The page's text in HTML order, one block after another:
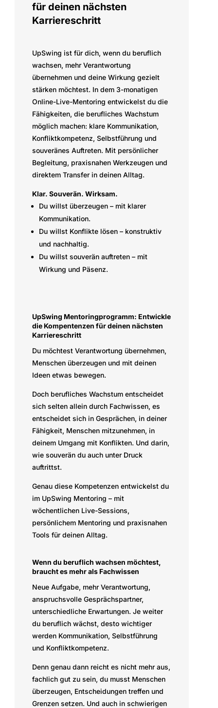
für deinen nächsten
Karriereschritt
UpSwing ist für dich, wenn du beruflich
wachsen, mehr Verantwortung
übernehmen und deine Wirkung gezielt
stärken möchtest. In dem 3-monatigen
Online-Live-Mentoring entwickelst du die
Fähigkeiten, die berufliches Wachstum
möglich machen: klare Kommunikation,
Konfliktkompetenz, Selbstführung und
souveränes Auftreten. Mit persönlicher
Begleitung, praxisnahen Werkzeugen und
direktem Transfer in deinen Alltag.
Klar. Souverän. Wirksam.
Du willst überzeugen – mit klarer
Kommunikation.
Du willst Konflikte lösen – konstruktiv
und nachhaltig.
Du willst souverän auftreten – mit
Wirkung und Päsenz.
UpSwing Mentoringprogramm: Entwickle
die Kompentenzen für deinen nächsten
Karriereschritt
Du möchtest Verantwortung übernehmen,
Menschen überzeugen und mit deinen
Ideen etwas bewegen.
Doch berufliches Wachstum entscheidet
sich selten allein durch Fachwissen, es
entscheidet sich in Gesprächen, in deiner
Fähigkeit, Menschen mitzunehmen, in
deinem Umgang mit Konflikten. Und darin,
wie souverän du auch unter Druck
auftrittst.
Genau diese Kompetenzen entwickelst du
im UpSwing Mentoring – mit
wöchentlichen Live-Sessions,
persönlichem Mentoring und praxisnahen
Tools für deinen Alltag.
Wenn du beruflich wachsen möchtest,
braucht es mehr als Fachwissen
Neue Aufgabe, mehr Verantwortung,
anspruchsvolle Gesprächspartner,
unterschiedliche Erwartungen. Je weiter
du beruflich wächst, desto wichtiger
werden Kommunikation, Selbstführung
und Konfliktkompetenz.
Denn genau dann reicht es nicht mehr aus,
fachlich gut zu sein, du musst Menschen
überzeugen, Entscheidungen treffen und
Grenzen setzen. Und auch in schwierigen